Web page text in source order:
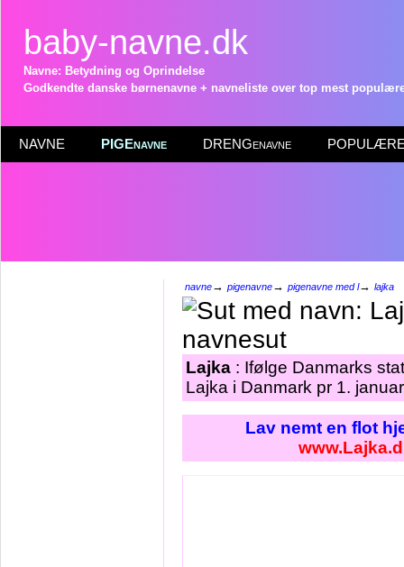
baby-navne.dk
Navne: Betydning og Oprindelse
Godkendte danske børnenavne + navneliste over top mest
NAVNE PIGEnavne DRENGenavne POPULÆRE
navne→ pigenavne→ pigenavne med l→ lajka
Lajka : Ifølge Danmarks
Lajka i Danmark pr 1.
Lav nemt en flot